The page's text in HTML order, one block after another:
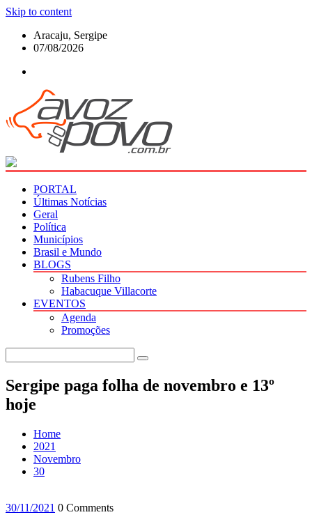
Skip to content
Aracaju, Sergipe
07/08/2026
PORTAL
Últimas Notícias
Geral
Política
Municípios
Brasil e Mundo
BLOGS
Rubens Filho
Habacuque Villacorte
EVENTOS
Agenda
Promoções
Sergipe paga folha de novembro e 13º
hoje
Home
2021
Novembro
30
30/11/2021 0 Comments